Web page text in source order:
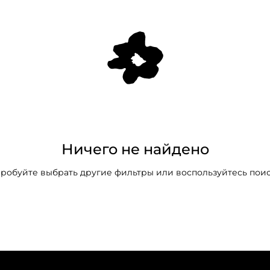
Ничего не найдено
выбрать другие фильтры или воспользуйтесь